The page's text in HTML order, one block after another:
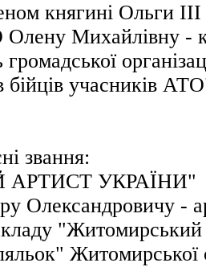
княгині Ольги
Михайлівну -
бійців учасників
звання:
УКРАЇНИ"
-
"Житомирський
Житомирської